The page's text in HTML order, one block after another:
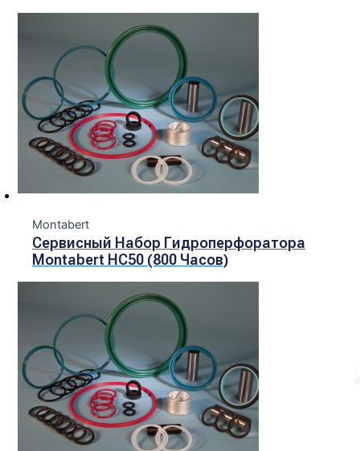
Montabert
Сервисный Набор Гидроперфоратора
Montabert HC50 (800 Часов)